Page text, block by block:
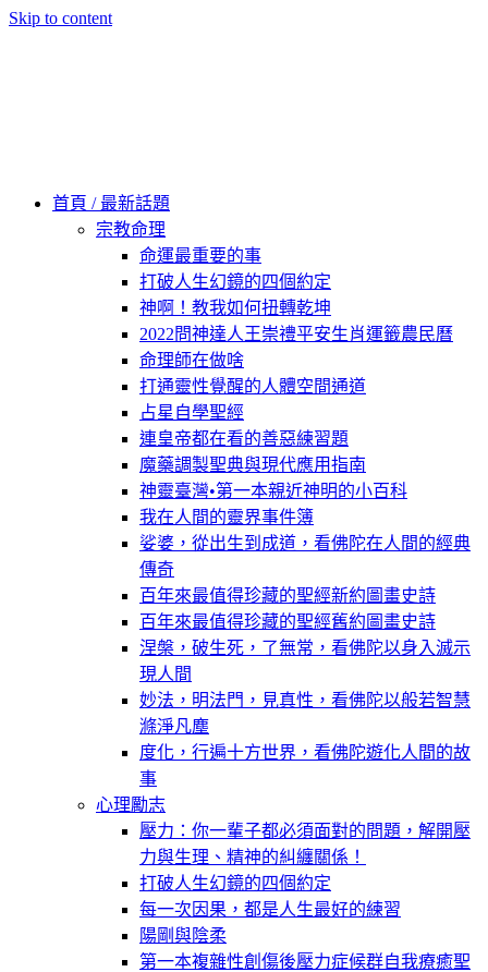
Skip to content
首頁 / 最新話題
宗教命理
命運最重要的事
打破人生幻鏡的四個約定
神啊！教我如何扭轉乾坤
2022問神達人王崇禮平安生肖運籤農民曆
命理師在做啥
打通靈性覺醒的人體空間通道
占星自學聖經
連皇帝都在看的善惡練習題
魔藥調製聖典與現代應用指南
神靈臺灣•第一本親近神明的小百科
我在人間的靈界事件簿
娑婆，從出生到成道，看佛陀在人間的經典
傳奇
百年來最值得珍藏的聖經新約圖畫史詩
百年來最值得珍藏的聖經舊約圖畫史詩
涅槃，破生死，了無常，看佛陀以身入滅示
現人間
妙法，明法門，見真性，看佛陀以般若智慧
滌淨凡塵
度化，行遍十方世界，看佛陀遊化人間的故
事
心理勵志
壓力：你一輩子都必須面對的問題，解開壓
力與生理、精神的糾纏關係！
打破人生幻鏡的四個約定
每一次因果，都是人生最好的練習
陽剛與陰柔
第一本複雜性創傷後壓力症候群自我療癒聖